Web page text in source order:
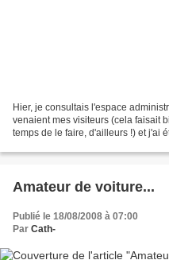
Hier, je consultais l'espace
venaient mes visiteurs (cela faisait
temps de le faire, d'ailleurs !) et j'ai
Amateur de voiture...
Publié le 18/08/2008 à 07:00
Par Cath-